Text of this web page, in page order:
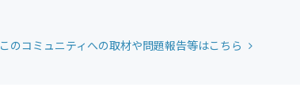
このコミュニティへの取材や問題報告等はこちら